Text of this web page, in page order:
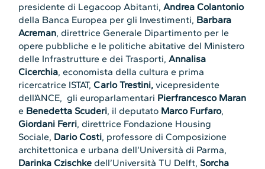
presidente di Legacoop Abitanti,Andrea Colantonio
della Banca Europea per gli Investimenti, Barbara
Acreman, direttrice Generale Dipartimento per le
opere pubbliche e le politiche abitative del Ministero
delle Infrastrutture e dei Trasporti,Annalisa
Cicerchia, economista della cultura e prima
ricercatrice ISTAT,Carlo Trestini, vicepresidente
dell’ANCE, gli europarlamentari Pierfrancesco Maran
e Benedetta Scuderi, il deputato Marco Furfaro,
Giordani Ferri, direttrice Fondazione Housing
Sociale, Dario Costi, professore di Composizione
architettonica e urbana dell’Università di Parma,
Darinka Czischke dell’Università TU Delft, Sorcha